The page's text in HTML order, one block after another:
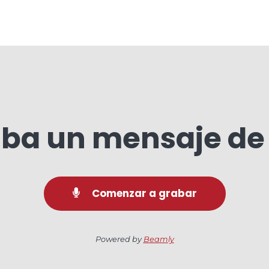
un mensaje
Comenzar a grabar
Powered by Beamly